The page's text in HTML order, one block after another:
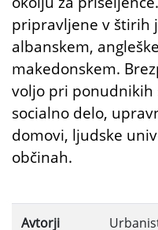
pripravljene v štirih
albanskem,
makedonskem.
voljo pri ponudnikih
socialno delo,
domovi, ljudske
občinah.
Avtorji